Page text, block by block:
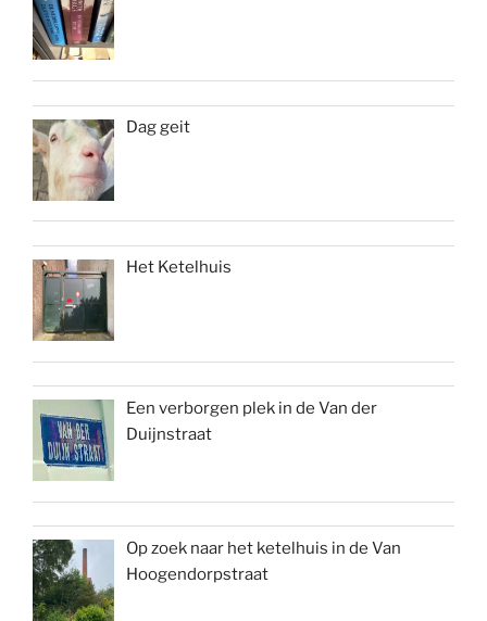
Dag geit
Het Ketelhuis
Een verborgen plek in de Van der
Duijnstraat
Op zoek naar het ketelhuis in de Van
Hoogendorpstraat